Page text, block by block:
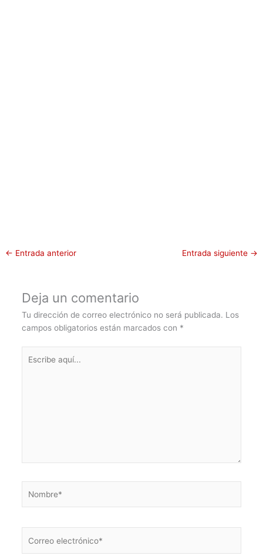
← Entrada anterior Entrada siguiente →
Deja un comentario
Tu dirección de correo electrónico no será publicada. Los
campos obligatorios están marcados con *
aquí...
electrónico*